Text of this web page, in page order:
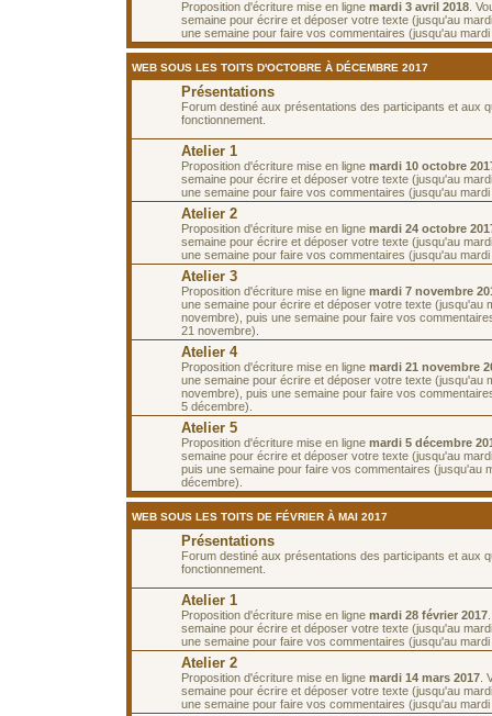
Proposition d'écriture mise en ligne mardi 3 avril 2018 .
semaine pour écrire et déposer votre texte (jusqu'au
une semaine pour faire vos commentaires (jusqu'au
WEB SOUS LES TOITS D'OCTOBRE À DÉCEMBRE 2017
Présentations
Forum destiné aux présentations des participants et aux
fonctionnement.
Atelier 1
Proposition d'écriture mise en ligne mardi 10 octobre
semaine pour écrire et déposer votre texte (jusqu'au
une semaine pour faire vos commentaires (jusqu'au
Atelier 2
Proposition d'écriture mise en ligne mardi 24 octobre
semaine pour écrire et déposer votre texte (jusqu'au
une semaine pour faire vos commentaires (jusqu'au
Atelier 3
Proposition d'écriture mise en ligne mardi 7 novembre
une semaine pour écrire et déposer votre texte (jusqu'au
novembre), puis une semaine pour faire vos
21 novembre).
Atelier 4
Proposition d'écriture mise en ligne mardi 21 novembre
une semaine pour écrire et déposer votre texte (jusqu'au
novembre), puis une semaine pour faire vos
5 décembre).
Atelier 5
Proposition d'écriture mise en ligne mardi 5 décembre
semaine pour écrire et déposer votre texte (jusqu'au
puis une semaine pour faire vos commentaires (jusqu'au
décembre).
WEB SOUS LES TOITS DE FÉVRIER À MAI 2017
Présentations
Forum destiné aux présentations des participants et aux
fonctionnement.
Atelier 1
Proposition d'écriture mise en ligne mardi 28 février 2017
semaine pour écrire et déposer votre texte (jusqu'au
une semaine pour faire vos commentaires (jusqu'au
Atelier 2
Proposition d'écriture mise en ligne mardi 14 mars 2017 .
semaine pour écrire et déposer votre texte (jusqu'au
une semaine pour faire vos commentaires (jusqu'au